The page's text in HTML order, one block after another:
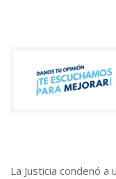
La Justicia condenó a